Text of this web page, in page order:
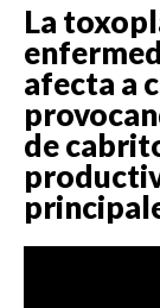
La
afecta a
de